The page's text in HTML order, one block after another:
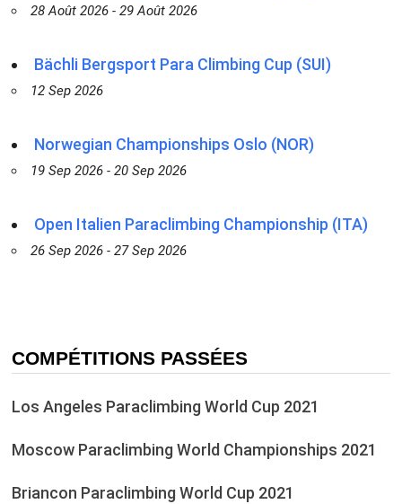
28 Août 2026 - 29 Août 2026
Bächli Bergsport Para Climbing Cup (SUI)
12 Sep 2026
Norwegian Championships Oslo (NOR)
19 Sep 2026 - 20 Sep 2026
Open Italien Paraclimbing Championship (ITA)
26 Sep 2026 - 27 Sep 2026
COMPÉTITIONS PASSÉES
Los Angeles Paraclimbing World Cup 2021
Moscow Paraclimbing World Championships 2021
Briancon Paraclimbing World Cup 2021